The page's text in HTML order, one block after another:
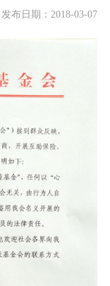
发布日期：2018-03-07